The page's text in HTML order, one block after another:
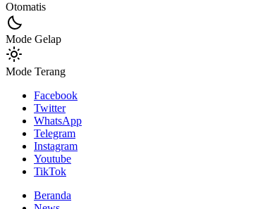
Otomatis
Mode Gelap
Mode Terang
Facebook
Twitter
WhatsApp
Telegram
Instagram
Youtube
TikTok
Beranda